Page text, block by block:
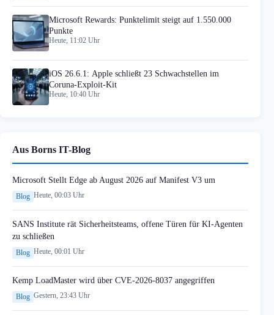
Microsoft Rewards: Punktelimit steigt auf 1.550.000
Punkte
Heute, 11:02 Uhr
iOS 26.6.1: Apple schließt 23 Schwachstellen im
Coruna-Exploit-Kit
Heute, 10:40 Uhr
Aus Borns IT-Blog
Microsoft Stellt Edge ab August 2026 auf Manifest V3 um
Blog Heute, 00:03 Uhr
SANS Institute rät Sicherheitsteams, offene Türen für KI-Agenten
zu schließen
Blog Heute, 00:01 Uhr
Kemp LoadMaster wird über CVE-2026-8037 angegriffen
Blog Gestern, 23:43 Uhr